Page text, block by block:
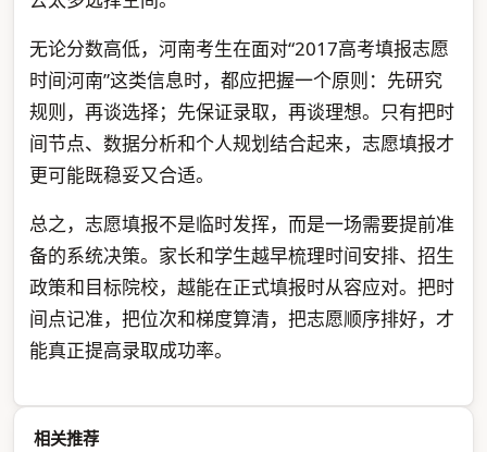
无论分数高低，河南考生在面对“2017高考填报志愿
时间河南”这类信息时，都应把握一个原则：先研究
规则，再谈选择；先保证录取，再谈理想。只有把时
间节点、数据分析和个人规划结合起来，志愿填报才
更可能既稳妥又合适。
总之，志愿填报不是临时发挥，而是一场需要提前准
备的系统决策。家长和学生越早梳理时间安排、招生
政策和目标院校，越能在正式填报时从容应对。把时
间点记准，把位次和梯度算清，把志愿顺序排好，才
能真正提高录取成功率。
相关推荐